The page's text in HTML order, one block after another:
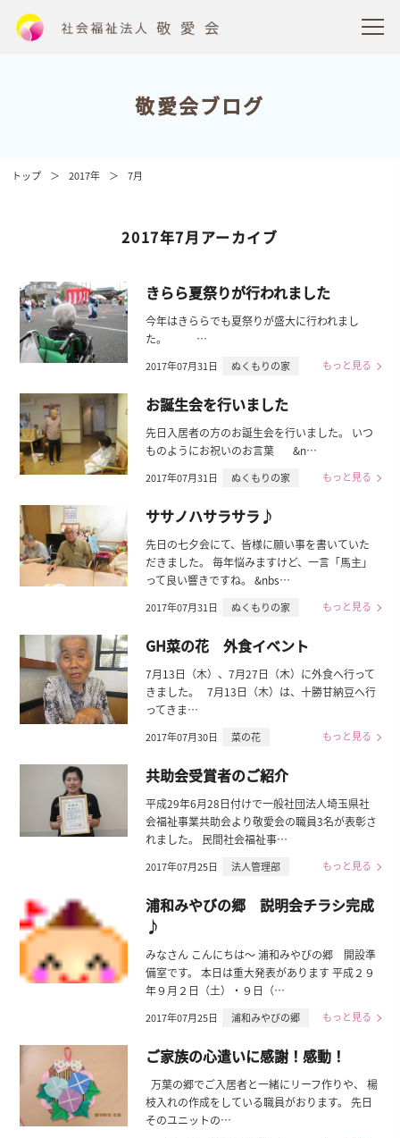
敬愛会ブログ
トップ 2017年 7月
2017年7月アーカイブ
きらら夏祭りが行われました
今年はきららでも夏祭りが盛大に行われまし
た。 …
2017年07月31日 ぬくもりの家 もっと見る
お誕生会を行いました
先日入居者の方のお誕生会を行いました。 いつ
ものようにお祝いのお言葉 &n…
2017年07月31日 ぬくもりの家 もっと見る
ササノハサラサラ♪
先日の七夕会にて、皆様に願い事を書いていた
だきました。 毎年悩みますけど、一言「馬主」
って良い響きですね。 &nbs…
2017年07月31日 ぬくもりの家 もっと見る
GH菜の花 外食イベント
7月13日（木）、7月27日（木）に外食へ行って
きました。 7月13日（木）は、十勝甘納豆へ行
ってきま…
2017年07月30日 菜の花 もっと見る
共助会受賞者のご紹介
平成29年6月28日付けで一般社団法人埼玉県社
会福祉事業共助会より敬愛会の職員3名が表彰さ
れました。 民間社会福祉事…
2017年07月25日 法人管理部 もっと見る
浦和みやびの郷 説明会チラシ完成
♪
みなさん こんにちは～ 浦和みやびの郷 開設準
備室です。 本日は重大発表があります 平成２９
年９月２日（土）・９日（…
2017年07月25日 浦和みやびの郷 もっと見る
ご家族の心遣いに感謝！感動！
万葉の郷でご入居者と一緒にリーフ作りや、 楊
枝入れの作成をしている職員がおります。 先日
そのユニットの…